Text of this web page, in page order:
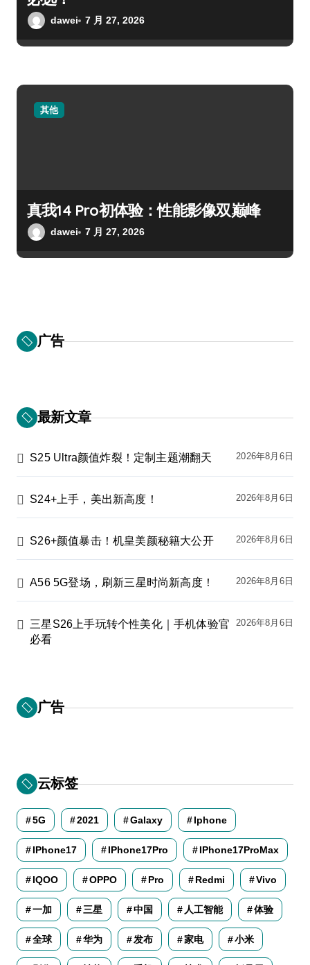
dawei 7 月 27, 2026
其他
真我14 Pro初体验：性能影像双巅峰
dawei 7 月 27, 2026
广告
最新文章
S25 Ultra颜值炸裂！定制主题潮翻天 2026年8月6日
S24+上手，美出新高度！ 2026年8月6日
S26+颜值暴击！机皇美颜秘籍大公开 2026年8月6日
A56 5G登场，刷新三星时尚新高度！ 2026年8月6日
三星S26上手玩转个性美化｜手机体验官
必看
2026年8月6日
广告
云标签
5G 2021 Galaxy Iphone
IPhone17 IPhone17Pro IPhone17ProMax
IQOO OPPO Pro Redmi Vivo
一加 三星 中国 人工智能 体验
全球 华为 发布 家电 小米